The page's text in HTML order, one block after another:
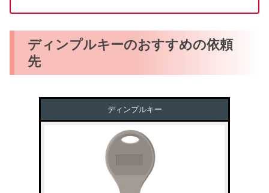
ディンプルキーのおすすめの依頼
先
ディンプルキー